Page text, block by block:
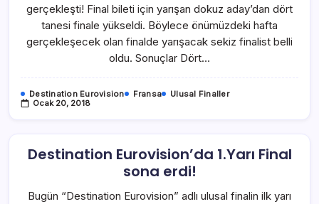
gerçekleşti! Final bileti için yarışan dokuz aday’dan dört
tanesi finale yükseldi. Böylece önümüzdeki hafta
gerçekleşecek olan finalde yarışacak sekiz finalist belli
oldu. Sonuçlar Dört…
Destination Eurovision Fransa
Ulusal Finaller
Ocak 20, 2018
Destination Eurovision’da 1.Yarı Final
sona erdi!
Bugün “Destination Eurovision” adlı ulusal finalin ilk yarı